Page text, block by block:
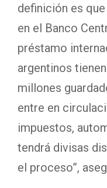
definición es
en el Banco
préstamo
argentinos
millones
entre en
impuestos,
tendrá divisas
el proceso”,